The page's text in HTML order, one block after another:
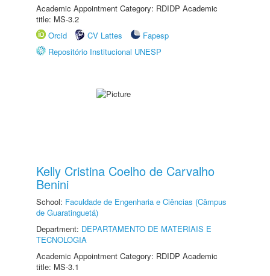
Academic Appointment Category: RDIDP Academic
title: MS-3.2
Orcid
CV Lattes
Fapesp
Repositório Institucional UNESP
Kelly Cristina Coelho de Carvalho
Benini
School: Faculdade de Engenharia e Ciências (Câmpus
de Guaratinguetá)
Department: DEPARTAMENTO DE MATERIAIS E
TECNOLOGIA
Academic Appointment Category: RDIDP Academic
title: MS-3.1